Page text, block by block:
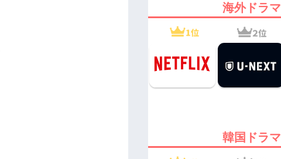
海外ドラマ
韓国ドラマ